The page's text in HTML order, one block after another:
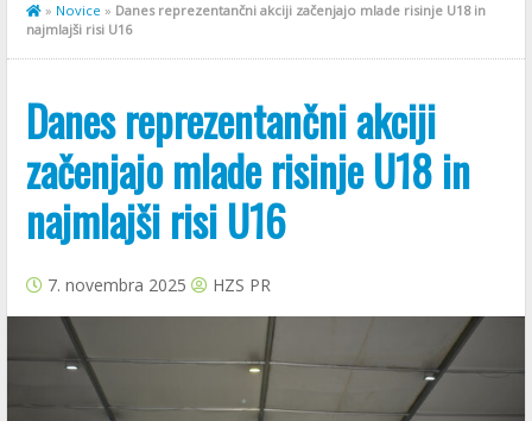
» Novice » Danes reprezentančni akciji začenjajo mlade risinje U18 in
najmlajši risi U16
Danes reprezentančni akciji
začenjajo mlade risinje U18 in
najmlajši risi U16
7. novembra 2025 HZS PR